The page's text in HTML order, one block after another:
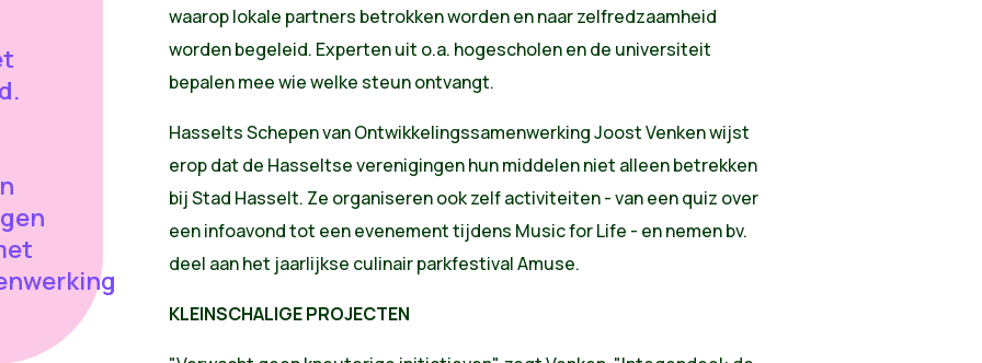
waarop lokale partners betrokken worden en naar zelfredzaamheid
worden begeleid. Experten uit o.a. hogescholen en de universiteit
bepalen mee wie welke steun ontvangt.
Hasselts Schepen van Ontwikkelingssamenwerking Joost Venken wijst
erop dat de Hasseltse verenigingen hun middelen niet alleen betrekken
bij Stad Hasselt. Ze organiseren ook zelf activiteiten - van een quiz over
een infoavond tot een evenement tijdens Music for Life - en nemen bv.
deel aan het jaarlijkse culinair parkfestival Amuse.
KLEINSCHALIGE PROJECTEN